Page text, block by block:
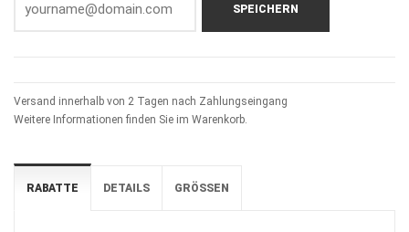
SPEICHERN
Versand innerhalb von 2 Tagen nach Zahlungseingang
Weitere Informationen finden Sie im Warenkorb.
RABATTE DETAILS GRÖSSEN